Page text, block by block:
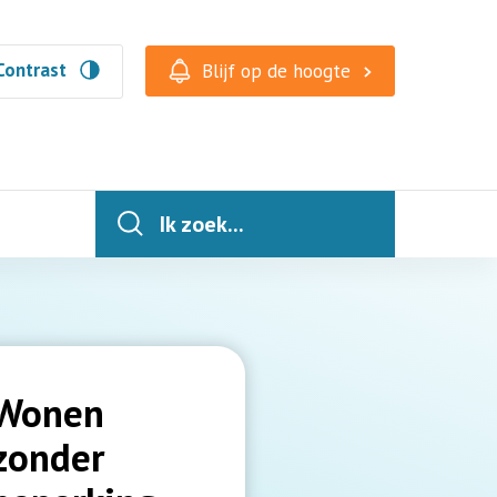
Blijf op de hoogte
Ik zoek...